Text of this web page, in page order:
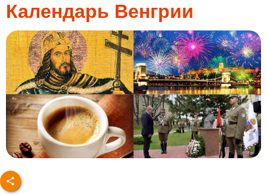
Календарь Венгрии